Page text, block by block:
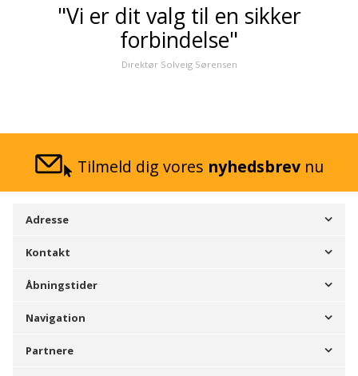
"Vi er dit valg til en sikker
forbindelse"
Direktør Solveig Sørensen
Tilmeld dig vores nyhedsbrev nu
Adresse
Kontakt
Åbningstider
Navigation
Partnere